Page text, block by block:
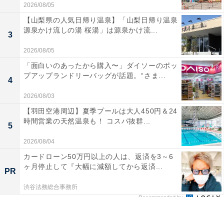
「市原温泉 湯楽の里」には以下のような口コミが寄せら
れています。
露天風呂は開放感があり、サウナの中も広く、しっ
かりとととのえます
炭酸温泉の炭酸が強くとても気持ちが良い
食事がおいしく、1日中ゆっくりと過ごすことがで
2026/08/05
3
【山梨県の人気日帰り温泉】「山梨日帰り温泉
源泉かけ流しの湯 桜湯」は源泉かけ流...
2026/08/05
4
「面白いのあったから購入〜」ダイソーのポッ
プアップランドリーバッグが話題。“さま...
2026/08/03
5
【羽田空港周辺】夏季プールは大人450円＆24
時間営業の天然温泉も！ コスパ抜群...
2026/08/04
PR
カードローン50万円以上の人は、返済を3～6
ヶ月停止して『大幅に減額してから返済...
渋谷法務総合事務所